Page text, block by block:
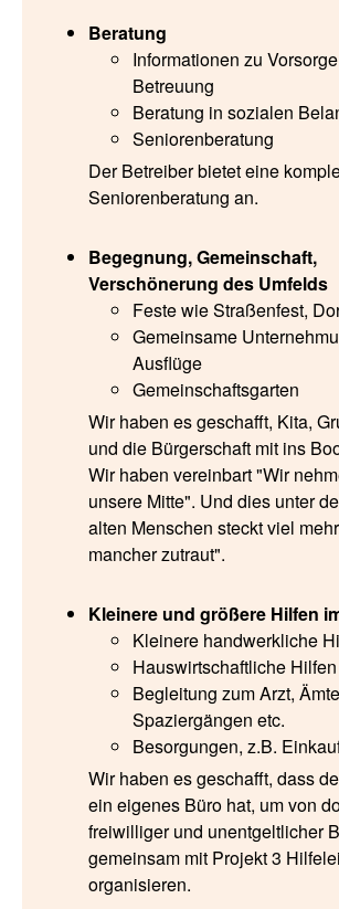
Beratung
Informationen zu
Betreuung
Beratung in sozialen
Seniorenberatung
Der Betreiber bietet eine
Seniorenberatung an.
Begegnung, Gemeinschaft,
Verschönerung des Umfelds
Feste wie Straßenfest,
Gemeinsame
Ausflüge
Gemeinschaftsgarten
Wir haben es geschafft, Kita,
und die Bürgerschaft mit ins
Wir haben vereinbart "Wir
unsere Mitte". Und dies unter
alten Menschen steckt viel
mancher zutraut".
Kleinere und größere Hilfen
Kleinere handwerkliche
Hauswirtschaftliche Hilfen
Begleitung zum Arzt,
Spaziergängen etc.
Besorgungen, z.B.
Wir haben es geschafft, dass
ein eigenes Büro hat, um von
freiwilliger und unentgeltlicher
gemeinsam mit Projekt 3
organisieren.